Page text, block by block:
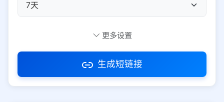
访问密码
更多设置
生成短链接